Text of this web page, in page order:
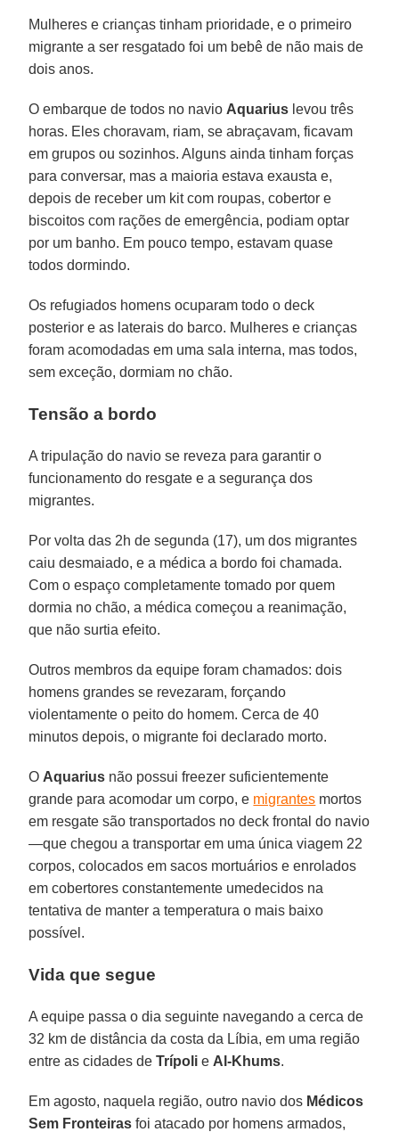
Mulheres e crianças tinham prioridade, e o primeiro
migrante a ser resgatado foi um bebê de não mais de
dois anos.
O embarque de todos no navio Aquarius levou três
horas. Eles choravam, riam, se abraçavam, ficavam
em grupos ou sozinhos. Alguns ainda tinham forças
para conversar, mas a maioria estava exausta e,
depois de receber um kit com roupas, cobertor e
biscoitos com rações de emergência, podiam optar
por um banho. Em pouco tempo, estavam quase
todos dormindo.
Os refugiados homens ocuparam todo o deck
posterior e as laterais do barco. Mulheres e crianças
foram acomodadas em uma sala interna, mas todos,
sem exceção, dormiam no chão.
Tensão a bordo
A tripulação do navio se reveza para garantir o
funcionamento do resgate e a segurança dos
migrantes.
Por volta das 2h de segunda (17), um dos migrantes
caiu desmaiado, e a médica a bordo foi chamada.
Com o espaço completamente tomado por quem
dormia no chão, a médica começou a reanimação,
que não surtia efeito.
Outros membros da equipe foram chamados: dois
homens grandes se revezaram, forçando
violentamente o peito do homem. Cerca de 40
minutos depois, o migrante foi declarado morto.
O Aquarius não possui freezer suficientemente
grande para acomodar um corpo, e migrantes mortos
em resgate são transportados no deck frontal do navio
—que chegou a transportar em uma única viagem 22
corpos, colocados em sacos mortuários e enrolados
em cobertores constantemente umedecidos na
tentativa de manter a temperatura o mais baixo
possível.
Vida que segue
A equipe passa o dia seguinte navegando a cerca de
32 km de distância da costa da Líbia, em uma região
entre as cidades deTrípoli e Al-Khums.
Em agosto, naquela região, outro navio dos Médicos
Sem Fronteiras foi atacado por homens armados,